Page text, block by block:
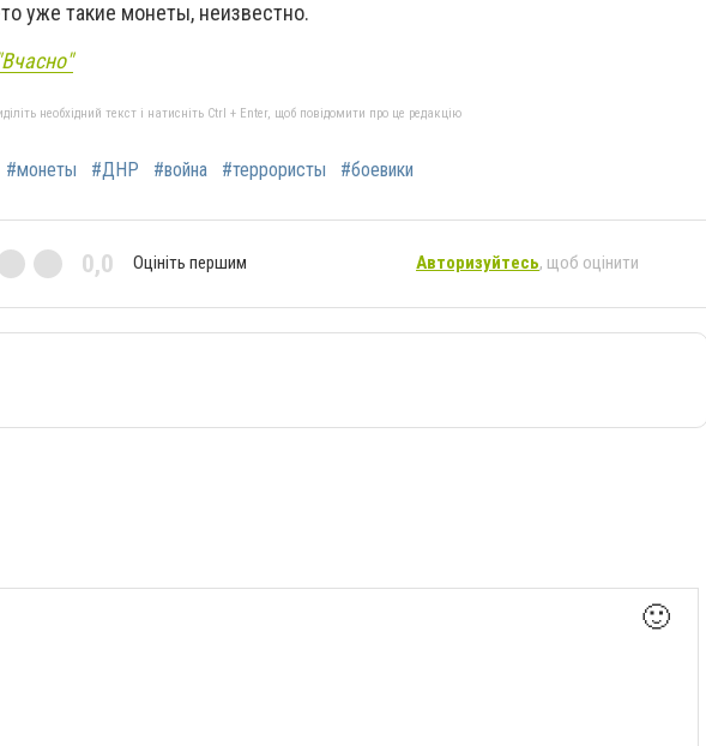
уже такие монеты, неизвестно.
необхідний текст і натисніть Ctrl + Enter, щоб повідомити про це редакцію
#монеты #ДНР #война #террористы #боевики
0,0 Оцініть першим Авторизуйтесь, щоб оцінити
🙂